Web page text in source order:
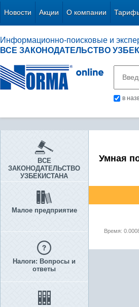
Новости Акции О компании
Информационно-поисковые и
ВСЕ ЗАКОНОДАТЕЛЬСТВО
в
ВСЕ
ЗАКОНОДАТЕЛЬСТВО
УЗБЕКИСТАНА
Малое предприятие
Налоги: Вопросы и
ответы
Умная
Время: